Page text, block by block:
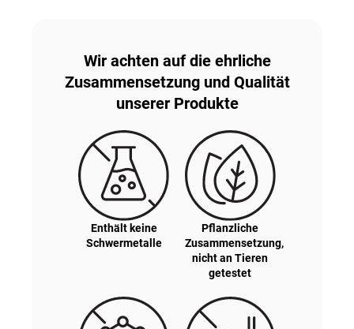
Wir achten auf die ehrliche
Zusammensetzung und Qualität
unserer Produkte
Enthält keine
Schwermetalle
Pflanzliche
Zusammensetzung,
nicht an Tieren
getestet